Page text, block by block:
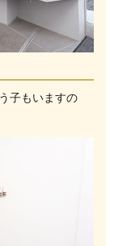
子もいますの